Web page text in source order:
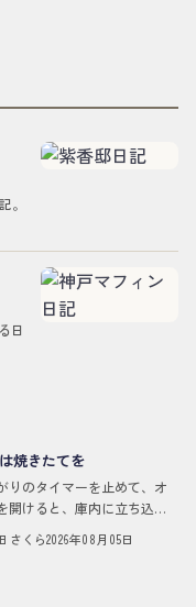
。
日
焼きたてを
りのタイマーを止めて、オ
開けると、庫内に立ち込め
いっぱいに広がります。
出したとき、表…
さくら2026年08月05日